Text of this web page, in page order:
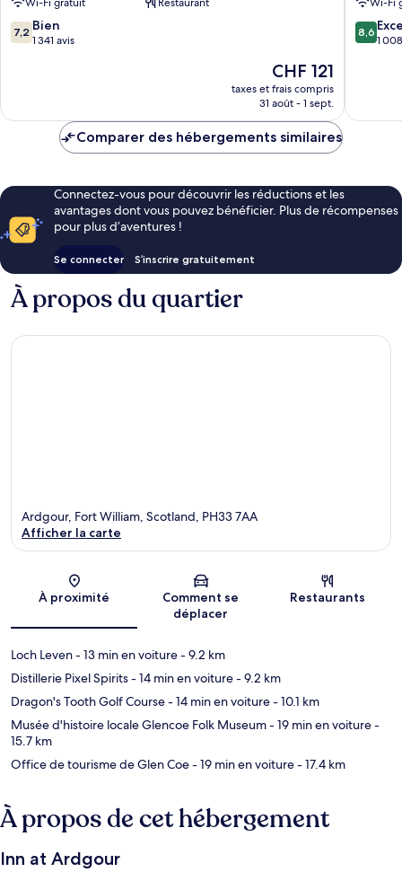
7.2
sur
7,2 Bien
1 341 avis
Le
nouveau
prix
de
CHF 121
taxes et frais compris
31 août - 1 sept.
8.6
sur
8,6
1
Comparer des hébergements similaires
Connectez-vous pour découvrir les réductions et les
avantages dont vous pouvez bénéficier. Plus de récompenses
pour plus d’aventures !
Se connecter S’inscrire gratuitement
À propos du quartier
Carte
Ardgour, Fort William, Scotland, PH33 7AA
Afficher la carte
À proximité
Comment se
déplacer
Restaurants
Loch Leven- 13 min en voiture- 9.2 km
Distillerie Pixel Spirits- 14 min en voiture- 9.2 km
Dragon's Tooth Golf Course- 14 min en voiture- 10.1 km
Musée d'histoire locale Glencoe Folk Museum- 19 min en voiture-
15.7 km
Office de tourisme de Glen Coe- 19 min en voiture- 17.4 km
À propos de cet hébergement
Inn at Ardgour